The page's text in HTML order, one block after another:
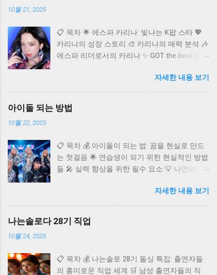
10월 21, 2025
📋 목차 🌟 에스파 카리나: 빛나는 K팝 스타 💖
카리나의 성장 스토리 🎨 카리나의 매력 분석 🎶
에스파 리더로서의 카리나 ✨ GOT the beat 멤버
질문 (FAQ) K팝 씬에 혜성처럼 등장하여 단숨에
정상급 아이돌로 자리매김한 에스파(aespa)의
멤버 카리나. 독보적인 비주얼과 뛰어난 실력으
로 국내외 팬들의 마음을 사로잡고 있어요. 오늘
보는 시간을 가져보려고 합니다. 카리나가 어떻
게 현재의 자리에 오를 수 있었는지, 그리고 앞
으로 어떤 활약을 보여줄지 함께 탐색해 볼까
팝 스타 카리나는 2000년 4월 11일 경기도 수원
시에서 태어났으며, 본명은 유지민이에요.
167.8cm의 훤칠한 키와 B형의 혈액형, 천주교를
은 이들의 감탄을 자아냈어요. 특히 팬들 사이에
자세한 내용 보기
아이돌 되는 방법
10월 22, 2025
📋 목차 💰 아이돌이 되는 법: 꿈을 현실로 만드
는 첫걸음 🌟 연습생이 되기 위한 현실적인 방법
들 🎤 실력 향상을 위한 필수 요소 💡 나만의 매
이돌 도전, 이것만은 알아두세요 ❓ 자주 묻는 질
문 (FAQ) 반짝이는 무대 위에서 화려한 퍼포먼
스를 펼치는 아이돌. 수많은 팬들의 환호 속에서
꿈을 이루는 그들의 모습은 많은 이들에게 선망
혹독한 트레이닝 과정을 거쳐야만 비로소 꿈에
자세한 내용 보기
나는솔로다 28기 직업
10월 24, 2025
📋 목차 💰 나는솔로 28기 돌싱 특집: 출연자들
의 흥미로운 직업 세계 🛒 남성 출연자들의 직